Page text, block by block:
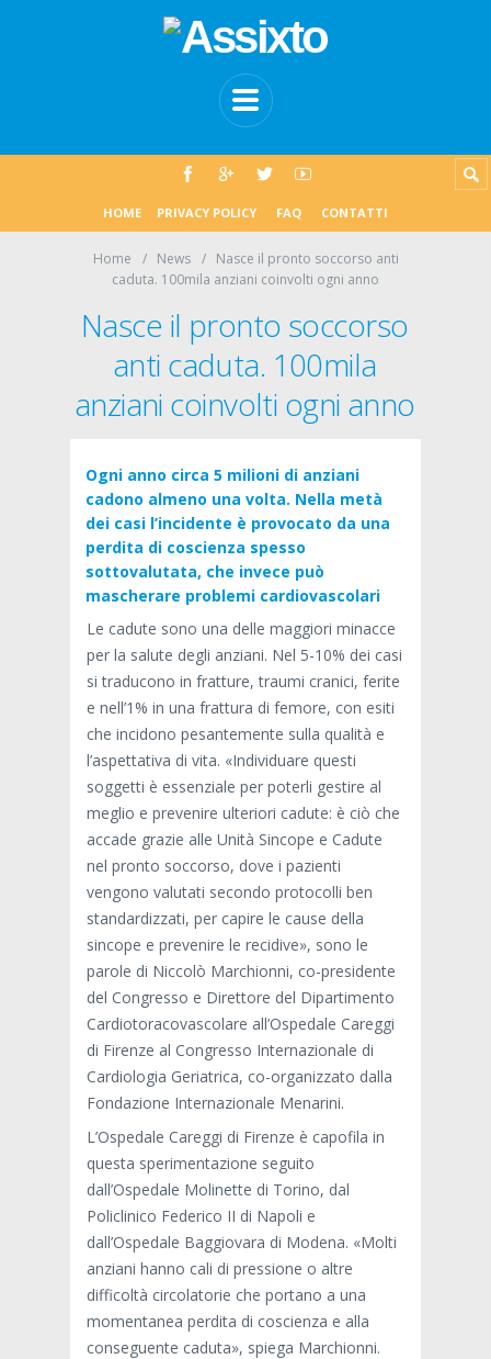
HOME PRIVACY POLICY FAQ CONTATTI
Home News
Nasce il pronto soccorso anti
caduta. 100mila anziani coinvolti ogni anno
Nasce il pronto soccorso
anti caduta. 100mila
anziani coinvolti ogni anno
Ogni anno circa 5 milioni di anziani
cadono almeno una volta. Nella metà
dei casi l’incidente è provocato da una
perdita di coscienza spesso
sottovalutata, che invece può
mascherare problemi cardiovascolari
Le cadute sono una delle maggiori minacce
per la salute degli anziani. Nel 5-10% dei casi
si traducono in fratture, traumi cranici, ferite
e nell’1% in una frattura di femore, con esiti
che incidono pesantemente sulla qualità e
l’aspettativa di vita. «Individuare questi
soggetti è essenziale per poterli gestire al
meglio e prevenire ulteriori cadute: è ciò che
accade grazie alle Unità Sincope e Cadute
nel pronto soccorso, dove i pazienti
vengono valutati secondo protocolli ben
standardizzati, per capire le cause della
sincope e prevenire le recidive», sono le
parole di Niccolò Marchionni, co-presidente
del Congresso e Direttore del Dipartimento
Cardiotoracovascolare all’Ospedale Careggi
di Firenze al Congresso Internazionale di
Cardiologia Geriatrica, co-organizzato dalla
Fondazione Internazionale Menarini.
L’Ospedale Careggi di Firenze è capofila in
questa sperimentazione seguito
dall’Ospedale Molinette di Torino, dal
Policlinico Federico II di Napoli e
dall’Ospedale Baggiovara di Modena. «Molti
anziani hanno cali di pressione o altre
difficoltà circolatorie che portano a una
momentanea perdita di coscienza e alla
conseguente caduta», spiega Marchionni.